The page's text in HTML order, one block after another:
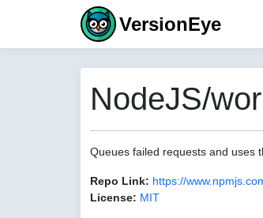
VersionEye
NodeJS/
Queues failed requests and uses
Repo Link: https://
License: MIT